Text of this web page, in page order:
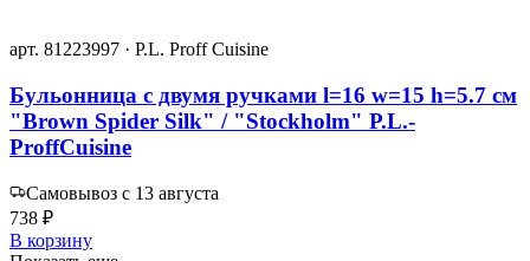
арт. 81223997 · P.L. Proff Cuisine
Бульонница с двумя ручками l=16 w=15 h=5.7 см
"Brown Spider Silk" / "Stockholm" P.L.-
ProffCuisine
Самовывоз с 13 августа
738 ₽
В корзину